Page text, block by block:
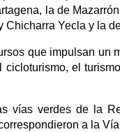
la de
Yecla y la
que impulsan un
el
vías verdes de la
a la